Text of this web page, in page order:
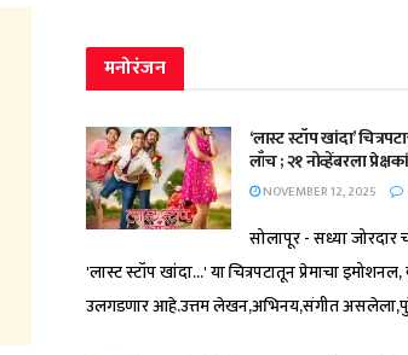
मनोरंजन
‘लास्ट स्टॉप खांदा’
लाँच ; २१ नोव्हेंबरला
NOVEMBER 12, 2025
सोलापूर - सध्या
'लास्ट स्टॉप खांदा...' या चित्रपटातून प्रेमाचा इमोशनल,
उलगडणार आहे.उत्तम लेखन,अभिनय,संगीत